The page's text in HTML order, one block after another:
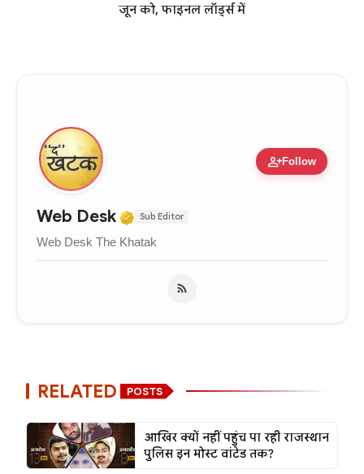
जून को, फाइनल लॉर्ड्स में
person_addFollow
Web Desk Verified Media or
Sub Editor
Web Desk The Khatak
RELATED POSTS
आखिर क्यों नहीं पहुंच पा रही राजस्थान
पुलिस इन मोस्ट वांटेड तक?